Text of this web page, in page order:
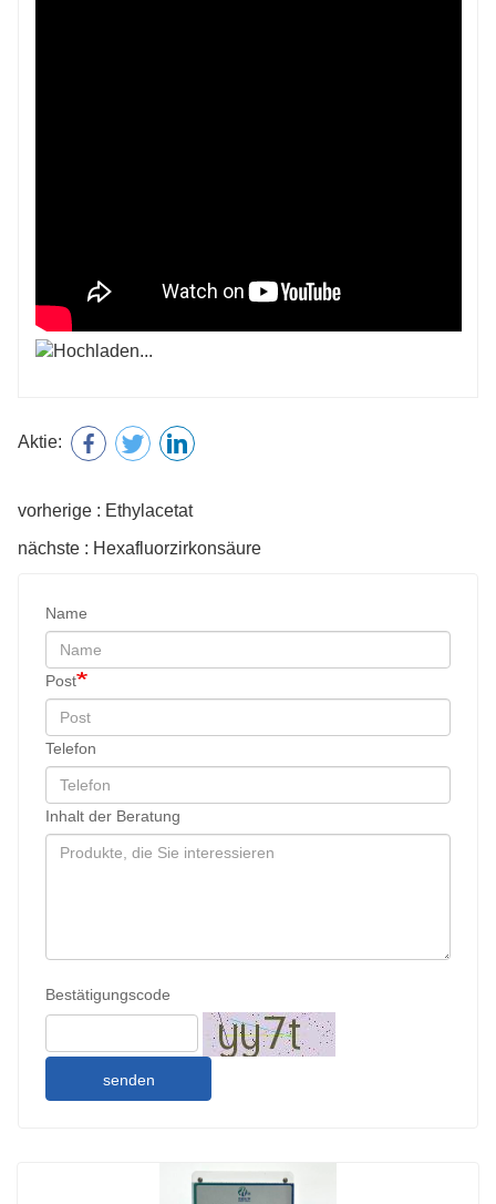
Aktie:
vorherige : Ethylacetat
nächste : Hexafluorzirkonsäure
Name
Post
Telefon
Inhalt der Beratung
Bestätigungscode
senden